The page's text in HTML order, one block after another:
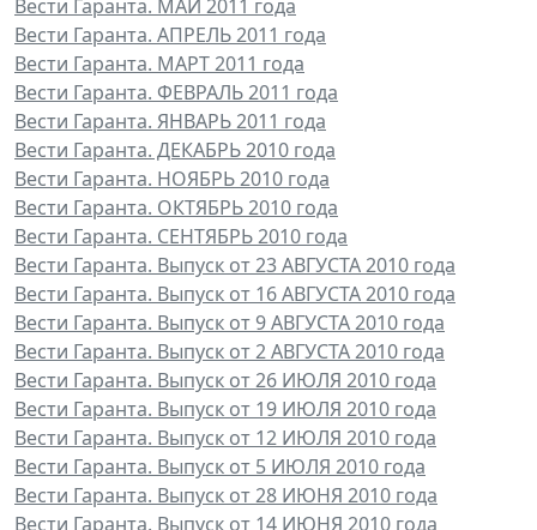
Вести Гаранта. МАЙ 2011 года
Вести Гаранта. АПРЕЛЬ 2011 года
Вести Гаранта. МАРТ 2011 года
Вести Гаранта. ФЕВРАЛЬ 2011 года
Вести Гаранта. ЯНВАРЬ 2011 года
Вести Гаранта. ДЕКАБРЬ 2010 года
Вести Гаранта. НОЯБРЬ 2010 года
Вести Гаранта. ОКТЯБРЬ 2010 года
Вести Гаранта. СЕНТЯБРЬ 2010 года
Вести Гаранта. Выпуск от 23 АВГУСТА 2010 года
Вести Гаранта. Выпуск от 16 АВГУСТА 2010 года
Вести Гаранта. Выпуск от 9 АВГУСТА 2010 года
Вести Гаранта. Выпуск от 2 АВГУСТА 2010 года
Вести Гаранта. Выпуск от 26 ИЮЛЯ 2010 года
Вести Гаранта. Выпуск от 19 ИЮЛЯ 2010 года
Вести Гаранта. Выпуск от 12 ИЮЛЯ 2010 года
Вести Гаранта. Выпуск от 5 ИЮЛЯ 2010 года
Вести Гаранта. Выпуск от 28 ИЮНЯ 2010 года
Вести Гаранта. Выпуск от 14 ИЮНЯ 2010 года